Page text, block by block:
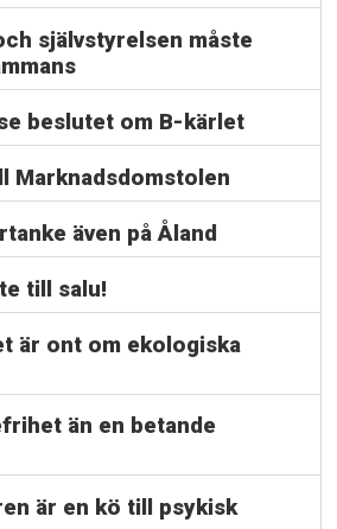
självstyrelsen måste
beslutet om B-kärlet
Marknadsdomstolen
även på Åland
till salu!
är ont om ekologiska
än en betande
är en kö till psykisk